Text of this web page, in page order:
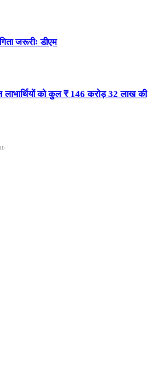
जरूरीः डीएम
को कुल ₹ 146 करोड़ 32 लाख की